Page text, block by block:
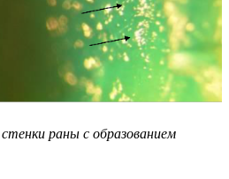
раны с образованием